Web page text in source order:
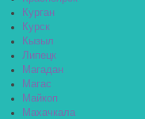
Курган
Курск
Кызыл
Липецк
Магадан
Магас
Майкоп
Махачкала